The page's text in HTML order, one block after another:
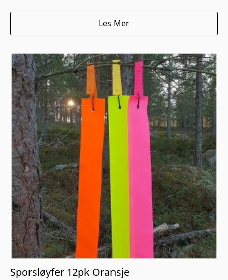
Les Mer
Sporsløyfer 12pk Oransje